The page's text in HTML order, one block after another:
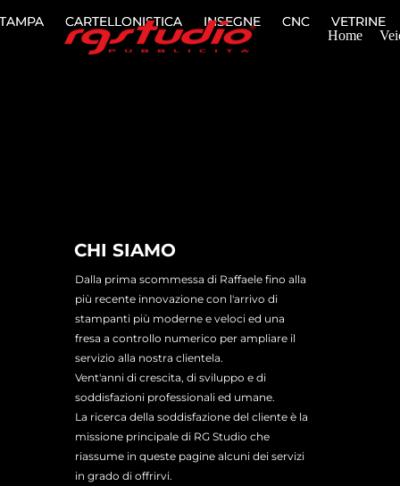
CARTELLONISTICA INSEGNE CNC VETRINE
CARTELLONISTICA INSEGNE CNC VETRINE
Home
CHI SIAMO
Dalla prima scommessa di Raffaele fino alla
più recente innovazione con l'arrivo di
stampanti più moderne e veloci ed una
fresa a controllo numerico per ampliare il
servizio alla nostra clientela.
Vent'anni di crescita, di sviluppo e di
soddisfazioni professionali ed umane.
La ricerca della soddisfazione del cliente è la
missione principale di RG Studio che
riassume in queste pagine alcuni dei servizi
in grado di offrirvi.